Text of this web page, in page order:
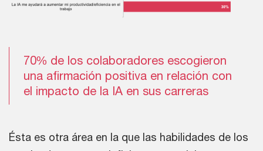
70% de los colaboradores escogieron
una afirmación positiva en relación con
el impacto de la IA en sus carreras
Ésta es otra área en la que las habilidades de los